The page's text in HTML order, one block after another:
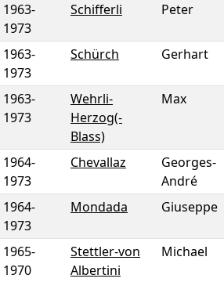
1963-
1973
Schifferli Peter
1963-
1973
Schürch Gerhart
1963-
1973
Wehrli-
Herzog(-
Blass)
Max
1964-
1973
Chevallaz
Georges-
André
1964-
1973
Mondada Giuseppe
1965-
1970
Stettler-von
Albertini
Michael